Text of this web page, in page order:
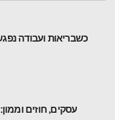
כשבריאות ועבודה
עסקים, חוזים